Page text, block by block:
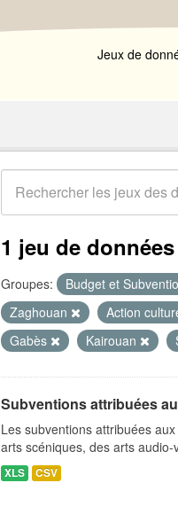
Jeux de
1 jeu de
Groupes: Budget et
Zaghouan
Action
Gabès
Kairouan
Subventions attribuées
Les subventions attribuées
arts scéniques, des arts audio-
XLS CSV